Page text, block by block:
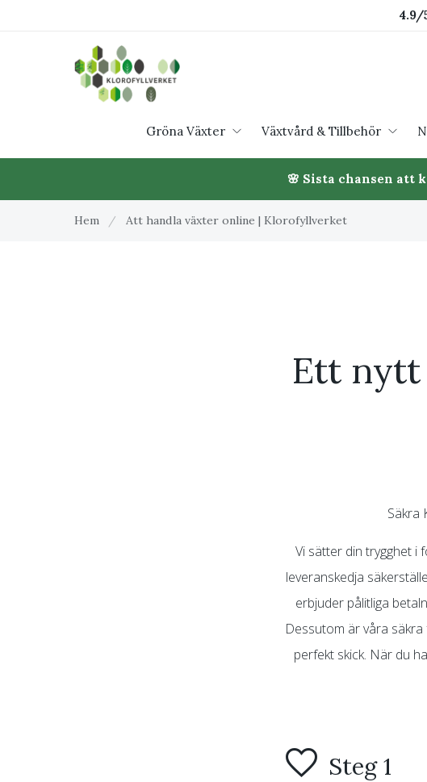
4.9/
Gröna Växter Växtvård & Tillbehör
🌸 Sista chansen att
Hem / Att handla växter online | Klorofyllverket
Ett
Säkra
Vi sätter din trygghet i
leveranskedja
erbjuder pålitliga
Dessutom är våra
perfekt skick. När du
Steg 1